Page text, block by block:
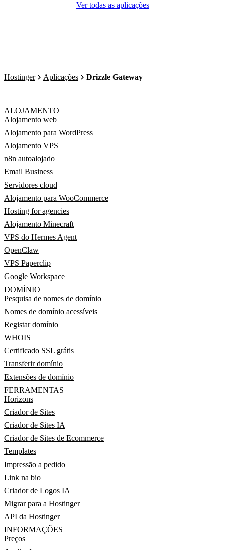
Ver todas as aplicações
Hostinger Aplicações Drizzle Gateway
ALOJAMENTO
Alojamento web
Alojamento para WordPress
Alojamento VPS
n8n autoalojado
Email Business
Servidores cloud
Alojamento para WooCommerce
Hosting for agencies
Alojamento Minecraft
VPS do Hermes Agent
OpenClaw
VPS Paperclip
Google Workspace
DOMÍNIO
Pesquisa de nomes de domínio
Nomes de domínio acessíveis
Registar domínio
WHOIS
Certificado SSL grátis
Transferir domínio
Extensões de domínio
FERRAMENTAS
Horizons
Criador de Sites
Criador de Sites IA
Criador de Sites de Ecommerce
Templates
Impressão a pedido
Link na bio
Criador de Logos IA
Migrar para a Hostinger
API da Hostinger
INFORMAÇÕES
Preços